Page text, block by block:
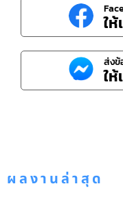
ใ
ส่งข้
ใ
ผลงานล่าสุด